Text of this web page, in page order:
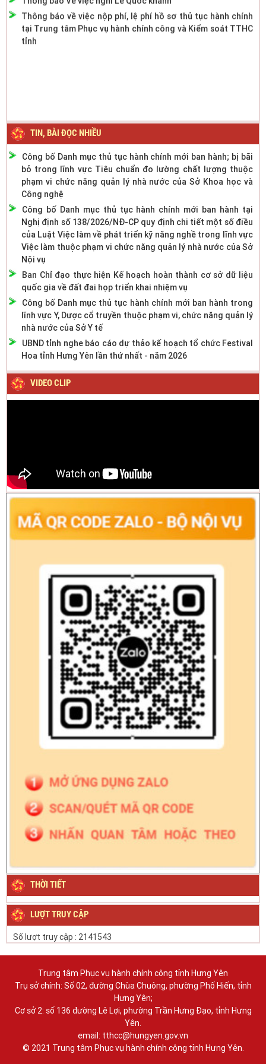
Thông báo về việc nộp phí, lệ phí hồ sơ thủ tục hành chính
tại Trung tâm Phục vụ hành chính công và Kiểm soát TTHC
tỉnh
TIN, BÀI ĐỌC NHIỀU
Công bố Danh mục thủ tục hành chính mới ban hành; bị bãi
bỏ trong lĩnh vực Tiêu chuẩn đo lường chất lượng thuộc
phạm vi chức năng quản lý nhà nước của Sở Khoa học và
Công nghệ
Công bố Danh mục thủ tục hành chính mới ban hành tại
Nghị định số 138/2026/NĐ-CP quy định chi tiết một số điều
của Luật Việc làm về phát triển kỹ năng nghề trong lĩnh vực
Việc làm thuộc phạm vi chức năng quản lý nhà nước của Sở
Nội vụ
Ban Chỉ đạo thực hiện Kế hoạch hoàn thành cơ sở dữ liệu
quốc gia về đất đai họp triển khai nhiệm vụ
Công bố Danh mục thủ tục hành chính mới ban hành trong
lĩnh vực Y, Dược cổ truyền thuộc phạm vi, chức năng quản lý
nhà nước của Sở Y tế
UBND tỉnh nghe báo cáo dự thảo kế hoạch tổ chức Festival
Hoa tỉnh Hưng Yên lần thứ nhất - năm 2026
VIDEO CLIP
THỜI TIẾT
LƯỢT TRUY CẬP
Số lượt truy cập : 2141543
Trung tâm Phục vụ hành chính công tỉnh Hưng Yên
Trụ sở chính: Số 02, đường Chùa Chuông, phường Phố Hiến, tỉnh
Hưng Yên;
Cơ sở 2: số 136 đường Lê Lợi, phường Trần Hưng Đạo, tỉnh Hưng
Yên.
email: tthcc@hungyen.gov.vn
© 2021 Trung tâm Phục vụ hành chính công tỉnh Hưng Yên.